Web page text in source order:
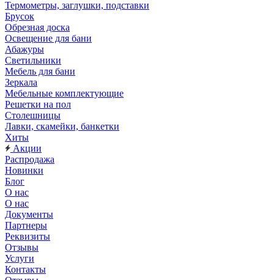
Термометры, заглушки, подставки
Брусок
Обрезная доска
Освещение для бани
Абажуры
Светильники
Мебель для бани
Зеркала
Мебельные комплектующие
Решетки на пол
Столешницы
Лавки, скамейки, банкетки
Хиты
Акции
Распродажа
Новинки
Блог
О нас
О нас
Документы
Партнеры
Реквизиты
Отзывы
Услуги
Контакты